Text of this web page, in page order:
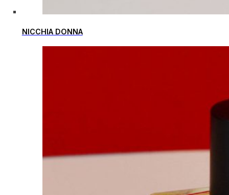
NICCHIA DONNA